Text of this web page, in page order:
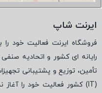
ایرنت شاپ
فروشگاه ایرنت فعالیت خود
رایانه ای کشور و اتحادیه
تأمین، توزیع و پشتیبانی
(
IT) کشور فعالیت خود را آغاز